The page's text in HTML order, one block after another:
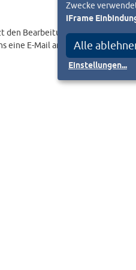
den Bearbeitungslink an.
eine E-Mail an
Zwecke
iFrame
Alle
Einstellungen...